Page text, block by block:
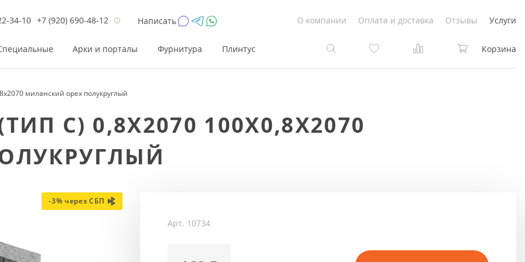
34-10 +7 (920) 690-48-12 Написать О компании Оплата и доставка Отзывы Услуги
до 26 200Р
от 26 200 Рдо 42 000 Р
Белые
до 17 800Р
от 17 800 Рдо 33 300 Р
под покраску
Арки и порталы Фурнитура Плинтус Корзина
миланский орех полукруглый
С) 0,8Х2070 100X0,8X2070
-3% через СБП
Арт. 10734